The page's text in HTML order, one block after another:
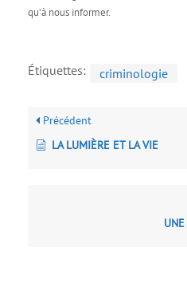
qu’à nous informer.
Étiquettes: criminologie
Précédent
LA LUMIÈRE ET LA VIE